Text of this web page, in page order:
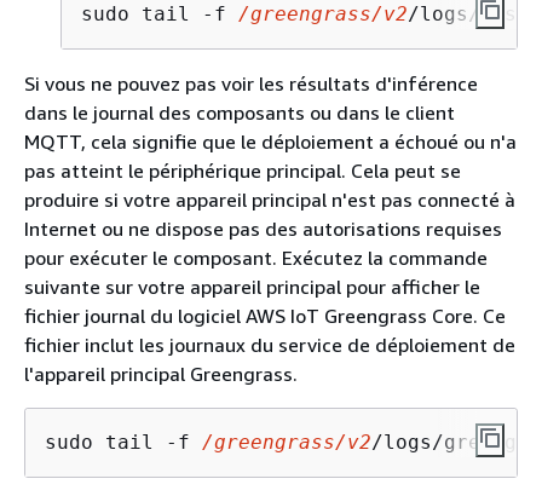
sudo tail -f /greengrass/v2/logs/
Si vous ne pouvez pas voir les résultats d'inférence
dans le journal des composants ou dans le client
MQTT, cela signifie que le déploiement a échoué ou n'a
pas atteint le périphérique principal. Cela peut se
produire si votre appareil principal n'est pas connecté à
Internet ou ne dispose pas des autorisations requises
pour exécuter le composant. Exécutez la commande
suivante sur votre appareil principal pour afficher le
fichier journal du logiciel AWS IoT Greengrass Core. Ce
fichier inclut les journaux du service de déploiement de
l'appareil principal Greengrass.
sudo tail -f /greengrass/v2/logs/